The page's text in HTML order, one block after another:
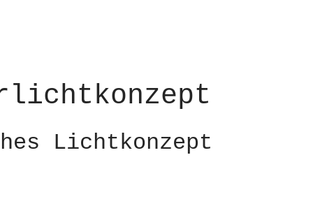
Lichtkonzept